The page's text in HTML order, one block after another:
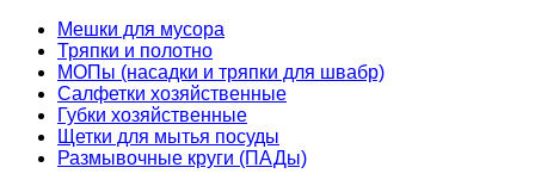
Мешки для мусора
Тряпки и полотно
МОПы (насадки и тряпки для швабр)
Салфетки хозяйственные
Губки хозяйственные
Щетки для мытья посуды
Размывочные круги (ПАДы)